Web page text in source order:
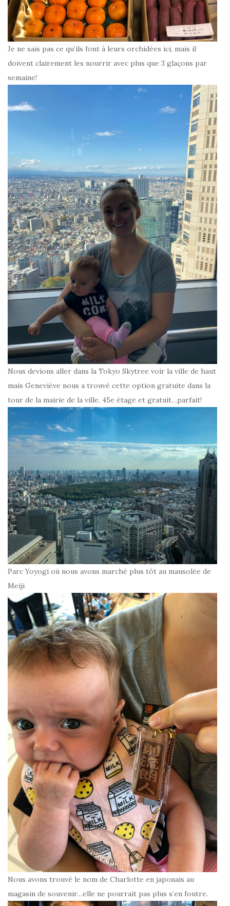
Je ne sais pas ce qu’ils font à leurs orchidées ici, mais il
doivent clairement les nourrir avec plus que 3 glaçons par
semaine!
Nous devions aller dans la Tokyo Skytree voir la ville de haut
mais Geneviève nous a trouvé cette option gratuite dans la
tour de la mairie de la ville. 45e étage et gratuit…parfait!
Parc Yoyogi où nous avons marché plus tôt au mausolée de
Meiji
Nous avons trouvé le nom de Charlotte en japonais au
magasin de souvenir…elle ne pourrait pas plus s’en foutre.